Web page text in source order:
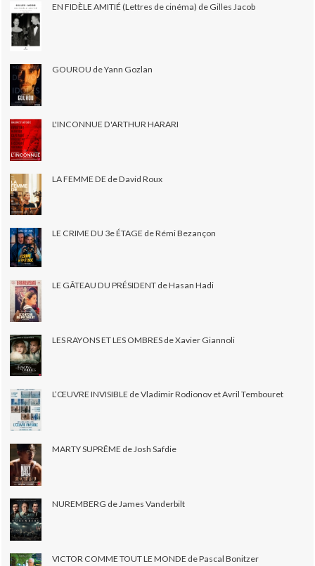
EN FIDÈLE AMITIÉ (Lettres de cinéma) de Gilles Jacob
GOUROU de Yann Gozlan
L'INCONNUE D'ARTHUR HARARI
LA FEMME DE de David Roux
LE CRIME DU 3e ÉTAGE de Rémi Bezançon
LE GÂTEAU DU PRÉSIDENT de Hasan Hadi
LES RAYONS ET LES OMBRES de Xavier Giannoli
L’ŒUVRE INVISIBLE de Vladimir Rodionov et Avril Tembouret
MARTY SUPRÊME de Josh Safdie
NUREMBERG de James Vanderbilt
VICTOR COMME TOUT LE MONDE de Pascal Bonitzer